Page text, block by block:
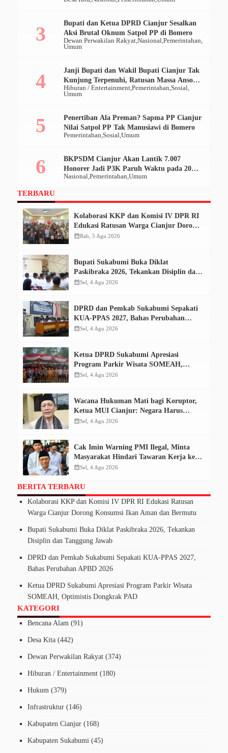
Dewan Perwakilan Rakyat Nasional Pemerintahan
Umum
Bupati dan Ketua DPRD Cianjur Sesalkan
Aksi Brutal Oknum Satpol PP di Bomero
Hiburan / Entertainment Pemerintahan Sosial
Umum
Janji Bupati dan Wakil Bupati Cianjur Tak
Kunjung Terpenuhi, Ratusan Massa Ansor
Geruduk Pendopo
Pemerintahan Sosial Umum
Penertiban Ala Preman? Sapma PP Cianjur
Nilai Satpol PP Tak Manusiawi di Bomero
Nasional Pemerintahan Umum
BKPSDM Cianjur Akan Lantik 7.007
Honorer Jadi P3K Paruh Waktu pada 20
Desember 2025
TERBARU
Kolaborasi KKP dan Komisi IV DPR RI
Edukasi Ratusan Warga Cianjur Dorong
Konsumsi Ikan Aman dan Bermutu
calendar_monthRab, 5 Agu 2026
Bupati Sukabumi Buka Diklat
Paskibraka 2026, Tekankan Disiplin dan
Tanggung Jawab
calendar_monthSel, 4 Agu 2026
DPRD dan Pemkab Sukabumi Sepakati
KUA-PPAS 2027, Bahas Perubahan
APBD 2026
calendar_monthSel, 4 Agu 2026
Ketua DPRD Sukabumi Apresiasi
Program Parkir Wisata SOMEAH,
Optimistis Dongkrak PAD
calendar_monthSel, 4 Agu 2026
Wacana Hukuman Mati bagi Koruptor,
Ketua MUI Cianjur: Negara Harus
Tempuh Jalur Konstitusi
calendar_monthSel, 4 Agu 2026
Cak Imin Warning PMI Ilegal, Minta
Masyarakat Hindari Tawaran Kerja ke
Kamboja
calendar_monthSel, 4 Agu 2026
BERITA TERBARU
Kolaborasi KKP dan Komisi IV DPR RI Edukasi Ratusan
Warga Cianjur Dorong Konsumsi Ikan Aman dan Bermutu
Bupati Sukabumi Buka Diklat Paskibraka 2026, Tekankan
Disiplin dan Tanggung Jawab
DPRD dan Pemkab Sukabumi Sepakati KUA-PPAS 2027,
Bahas Perubahan APBD 2026
Ketua DPRD Sukabumi Apresiasi Program Parkir Wisata
SOMEAH, Optimistis Dongkrak PAD
KATEGORI
Bencana Alam (91)
Desa Kita (442)
Dewan Perwakilan Rakyat (374)
Hiburan / Entertainment (180)
Hukum (379)
Infrastruktur (146)
Kabupaten Cianjur (168)
Kabupaten Sukabumi (45)